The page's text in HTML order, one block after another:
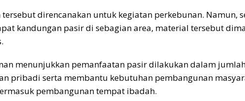
tersebut direncanakan untuk kegiatan perkebunan. Namun,
kandungan pasir di sebagian area, material tersebut
menunjukkan pemanfaatan pasir dilakukan dalam
pribadi serta membantu kebutuhan pembangunan
pembangunan tempat ibadah.